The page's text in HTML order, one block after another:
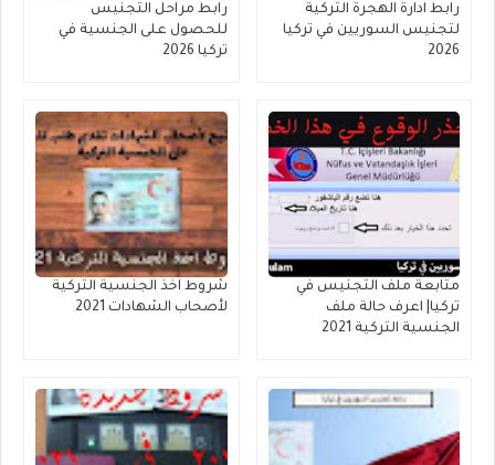
رابط ادارة الهجرة التركية
لتجنيس السوريين في تركيا
2026
رابط مراحل التجنيس
للحصول على الجنسية في
تركيا 2026
متابعة ملف التجنيس في
تركيا| اعرف حالة ملف
الجنسية التركية 2021
شروط اخذ الجنسية التركية
لأصحاب الشهادات 2021